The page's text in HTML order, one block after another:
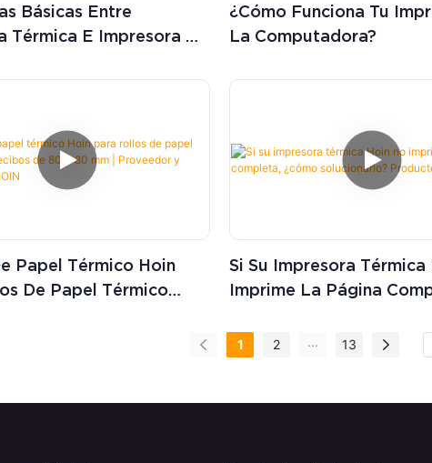
Básicas Entre
Térmica E Impresora De
¿Cómo Funciona Tu
La Computadora?
Papel Térmico Hoin
De Papel Térmico
Si Su Impresora Térmica
Imprime La Página
HOIN
1 2 ... 13